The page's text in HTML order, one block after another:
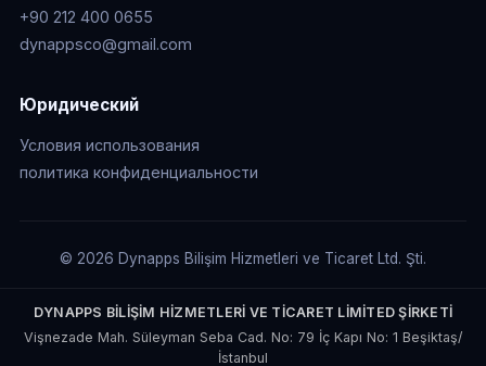
+90 212 400 0655
dynappsco@gmail.com
Юридический
Условия использования
политика конфиденциальности
© 2026 Dynapps Bilişim Hizmetleri ve Ticaret Ltd. Şti.
DYNAPPS BİLİŞİM HİZMETLERİ VE TİCARET LİMİTED ŞİRKETİ
Vişnezade Mah. Süleyman Seba Cad. No: 79 İç Kapı No: 1 Beşiktaş/
İstanbul